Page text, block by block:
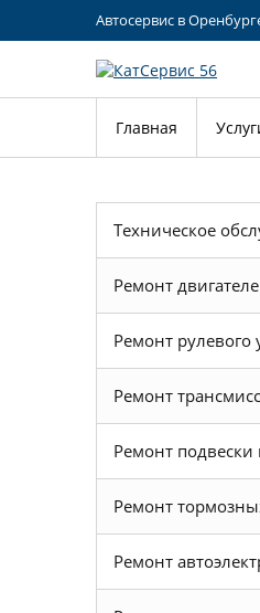
Автосервис в
Главная
Техническое
Ремонт
Ремонт рулевого
Ремонт
Ремонт
Ремонт
Ремонт